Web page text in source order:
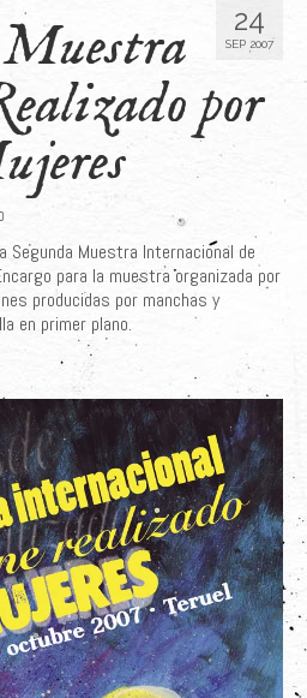
24
SEP 2007
por
0
Muestra Internacional de
para la muestra organizada por
producidas por manchas y
en primer plano.